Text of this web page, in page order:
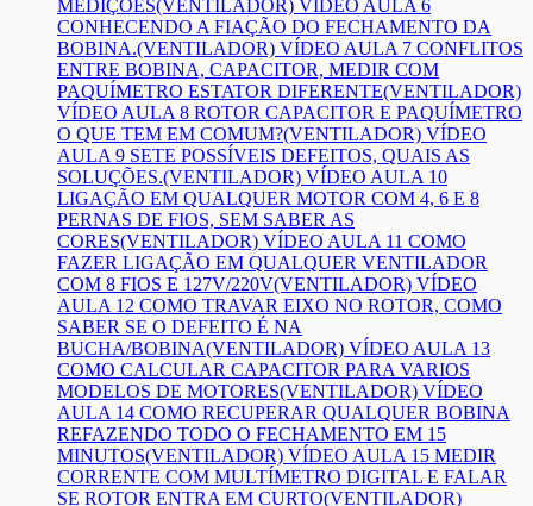
MEDIÇÕES(VENTILADOR) VÍDEO AULA 6
CONHECENDO A FIAÇÃO DO FECHAMENTO DA
BOBINA.(VENTILADOR) VÍDEO AULA 7 CONFLITOS
ENTRE BOBINA, CAPACITOR, MEDIR COM
PAQUÍMETRO ESTATOR DIFERENTE(VENTILADOR)
VÍDEO AULA 8 ROTOR CAPACITOR E PAQUÍMETRO
O QUE TEM EM COMUM?(VENTILADOR) VÍDEO
AULA 9 SETE POSSÍVEIS DEFEITOS, QUAIS AS
SOLUÇÕES.(VENTILADOR) VÍDEO AULA 10
LIGAÇÃO EM QUALQUER MOTOR COM 4, 6 E 8
PERNAS DE FIOS, SEM SABER AS
CORES(VENTILADOR) VÍDEO AULA 11 COMO
FAZER LIGAÇÃO EM QUALQUER VENTILADOR
COM 8 FIOS E 127V/220V(VENTILADOR) VÍDEO
AULA 12 COMO TRAVAR EIXO NO ROTOR, COMO
SABER SE O DEFEITO É NA
BUCHA/BOBINA(VENTILADOR) VÍDEO AULA 13
COMO CALCULAR CAPACITOR PARA VARIOS
MODELOS DE MOTORES(VENTILADOR) VÍDEO
AULA 14 COMO RECUPERAR QUALQUER BOBINA
REFAZENDO TODO O FECHAMENTO EM 15
MINUTOS(VENTILADOR) VÍDEO AULA 15 MEDIR
CORRENTE COM MULTÍMETRO DIGITAL E FALAR
SE ROTOR ENTRA EM CURTO(VENTILADOR)